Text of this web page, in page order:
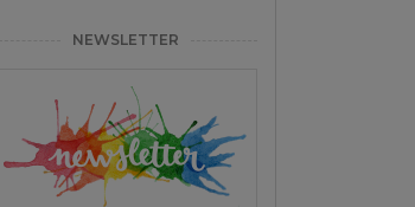
NEWSLETTER